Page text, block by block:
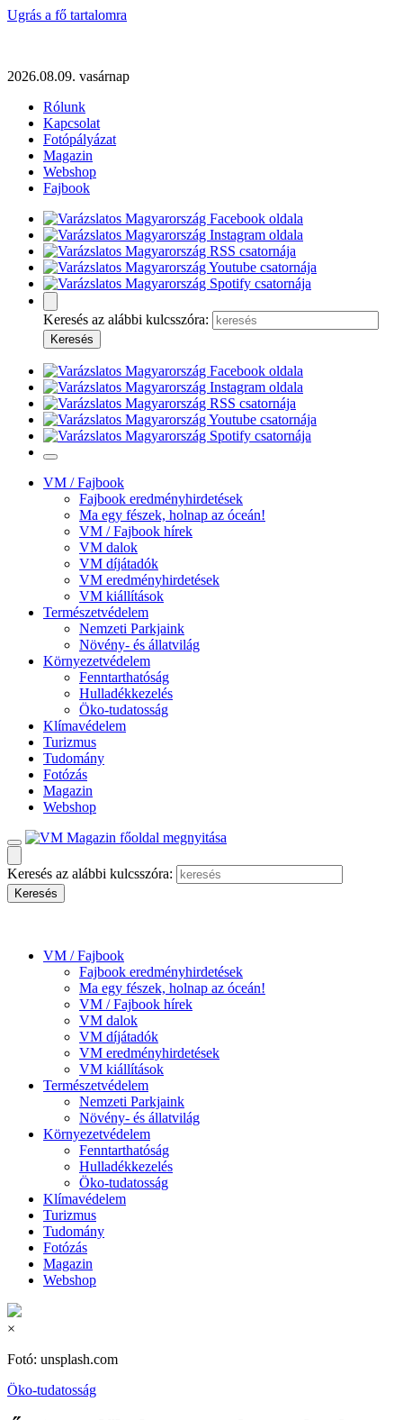
Ugrás a fő tartalomra
2026.08.09. vasárnap
Rólunk
Kapcsolat
Fotópályázat
Magazin
Webshop
Fajbook
Keresés az alábbi kulcsszóra:
VM / Fajbook
Fajbook eredményhirdetések
Ma egy fészek, holnap az óceán!
VM / Fajbook hírek
VM dalok
VM díjátadók
VM eredményhirdetések
VM kiállítások
Természetvédelem
Nemzeti Parkjaink
Növény- és állatvilág
Környezetvédelem
Fenntarthatóság
Hulladékkezelés
Öko-tudatosság
Klímavédelem
Turizmus
Tudomány
Fotózás
Magazin
Webshop
Keresés az alábbi kulcsszóra:
VM / Fajbook
Fajbook eredményhirdetések
Ma egy fészek, holnap az óceán!
VM / Fajbook hírek
VM dalok
VM díjátadók
VM eredményhirdetések
VM kiállítások
Természetvédelem
Nemzeti Parkjaink
Növény- és állatvilág
Környezetvédelem
Fenntarthatóság
Hulladékkezelés
Öko-tudatosság
Klímavédelem
Turizmus
Tudomány
Fotózás
Magazin
Webshop
×
Fotó: unsplash.com
Öko-tudatosság